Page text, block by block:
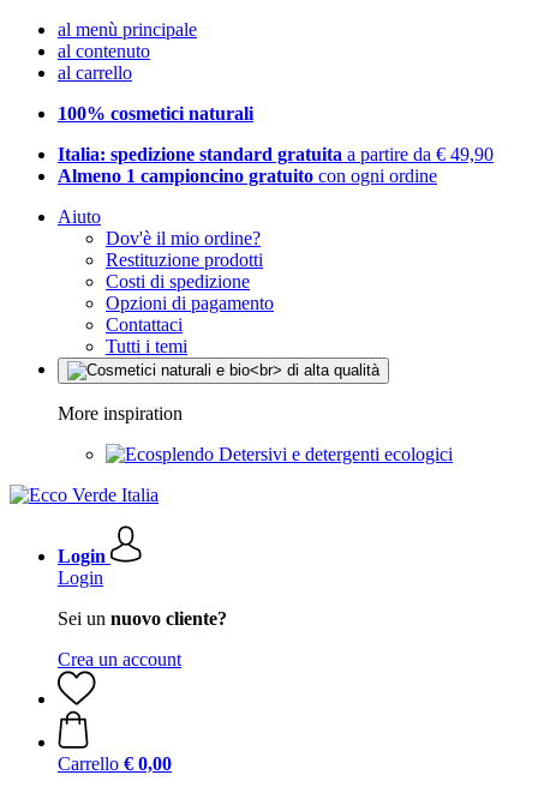
al menù principale
al contenuto
al carrello
100% cosmetici naturali
Italia: spedizione standard gratuita a partire da € 49,90
Almeno 1 campioncino gratuito con ogni ordine
Aiuto
Dov'è il mio ordine?
Restituzione prodotti
Costi di spedizione
Opzioni di pagamento
Contattaci
Tutti i temi
More inspiration
Detersivi e detergenti ecologici
Login
Login
Sei un nuovo cliente?
Crea un account
Carrello € 0,00